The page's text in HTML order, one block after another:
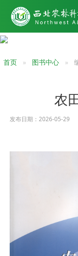
首页 图书中心
农
发布日期：2026-05-29